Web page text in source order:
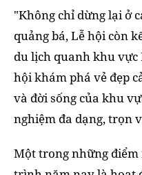
"Không chỉ dừng lại ở
quảng bá, Lễ hội còn
du lịch quanh khu vực
hội khám phá vẻ đẹp
và đời sống của khu
nghiệm đa dạng, trọn
Một trong những